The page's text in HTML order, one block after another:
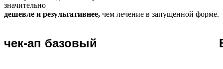
значительно
дешевле и результативнее, чем лечение в запущенной форме.
чек-ап базовый